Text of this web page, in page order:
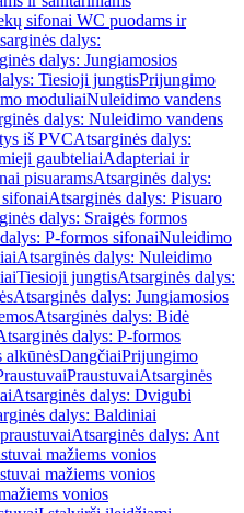
sifonai WC puodams ir
dalys:
dalys: Jungiamosios
Tiesioji jungtisPrijungimo
moduliaiNuleidimo vandens
dalys: Nuleidimo vandens
iš PVCAtsarginės dalys:
gaubteliaiAdapteriai ir
pisuaramsAtsarginės dalys:
Atsarginės dalys: Pisuaro
dalys: Sraigės formos
P-formos sifonaiNuleidimo
Atsarginės dalys: Nuleidimo
Tiesioji jungtisAtsarginės dalys:
Atsarginės dalys: Jungiamosios
Atsarginės dalys: Bidė
dalys: P-formos
alkūnėsDangčiaiPrijungimo
PraustuvaiAtsarginės
Atsarginės dalys: Dvigubi
dalys: Baldiniai
Atsarginės dalys: Ant
mažiems vonios
mažiems vonios
vonios